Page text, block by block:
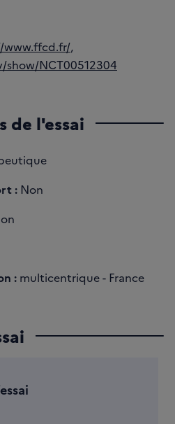
,
NCT00512304
de l'essai
: Non
: multicentrique - France